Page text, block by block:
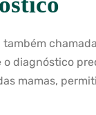
também
o diagnóstico
mamas,